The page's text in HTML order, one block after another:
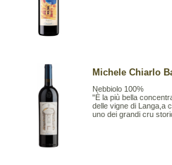
Michele Chiarlo
Nebbiolo 100%
"È la più bella
delle vigne di Langa,a
uno dei grandi cru